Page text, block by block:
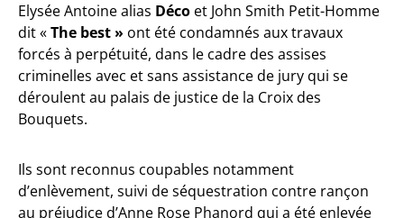
Elysée Antoine alias Déco et John Smith Petit-Homme
dit «The best » ont été condamnés aux travaux
forcés à perpétuité, dans le cadre des assises
criminelles avec et sans assistance de jury qui se
déroulent au palais de justice de la Croix des
Bouquets.
Ils sont reconnus coupables notamment
d’enlèvement, suivi de séquestration contre rançon
au préjudice d’Anne Rose Phanord qui a été enlevée